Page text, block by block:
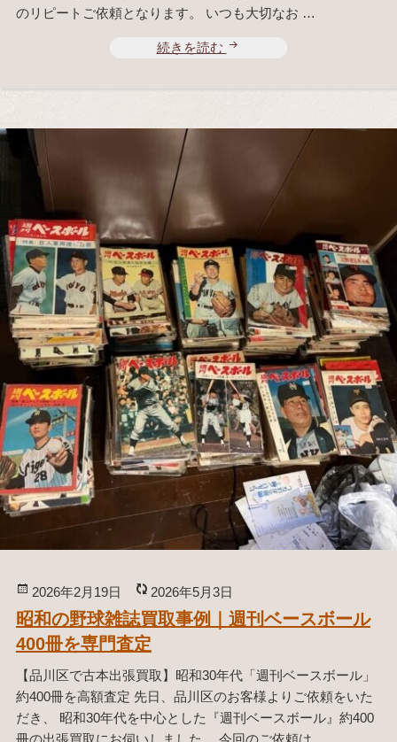
のリピートご依頼となります。 いつも大切なお …
続きを読む 中
美
D
X
ほ
か
人
気
作
品
を
高
額
買
取
｜
リ
ピ
4
回
ご
依
頼
投
稿
日:
2026年2月19日
更
新
日:
2026年5月3日
昭和の野球雑誌買取事例｜週刊ベースボール
400冊を専門査定
【品川区で古本出張買取】昭和30年代「週刊ベースボール」
約400冊を高額査定 先日、品川区のお客様よりご依頼をいた
だき、 昭和30年代を中心とした『週刊ベースボール』約400